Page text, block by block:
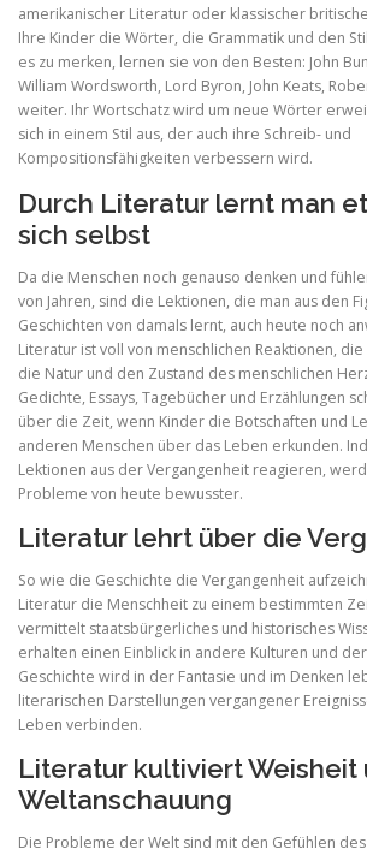
amerikanischer Literatur oder klassischer
Ihre Kinder die Wörter, die Grammatik und den
es zu merken, lernen sie von den Besten: John
William Wordsworth, Lord Byron, John Keats,
weiter. Ihr Wortschatz wird um neue Wörter
sich in einem Stil aus, der auch ihre Schreib- und
Kompositionsfähigkeiten verbessern wird.
Durch Literatur lernt man
sich selbst
Da die Menschen noch genauso denken und
von Jahren, sind die Lektionen, die man aus den
Geschichten von damals lernt, auch heute noch
Literatur ist voll von menschlichen Reaktionen,
die Natur und den Zustand des menschlichen
Gedichte, Essays, Tagebücher und Erzählungen
über die Zeit, wenn Kinder die Botschaften und
anderen Menschen über das Leben erkunden.
Lektionen aus der Vergangenheit reagieren,
Probleme von heute bewusster.
Literatur lehrt über die
So wie die Geschichte die Vergangenheit
Literatur die Menschheit zu einem bestimmten
vermittelt staatsbürgerliches und historisches
erhalten einen Einblick in andere Kulturen und
Geschichte wird in der Fantasie und im Denken
literarischen Darstellungen vergangener
Leben verbinden.
Literatur kultiviert Weisheit
Weltanschauung
Die Probleme der Welt sind mit den Gefühlen